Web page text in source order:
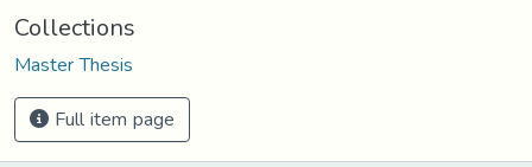
Collections
Master Thesis
Full item page